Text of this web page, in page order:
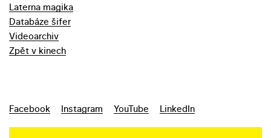
Laterna magika
Databáze šifer
Videoarchiv
Zpět v kinech
Facebook Instagram YouTube LinkedIn